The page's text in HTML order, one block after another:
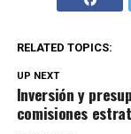
RELATED TOPICS:
UP NEXT
Inversión y
comisiones